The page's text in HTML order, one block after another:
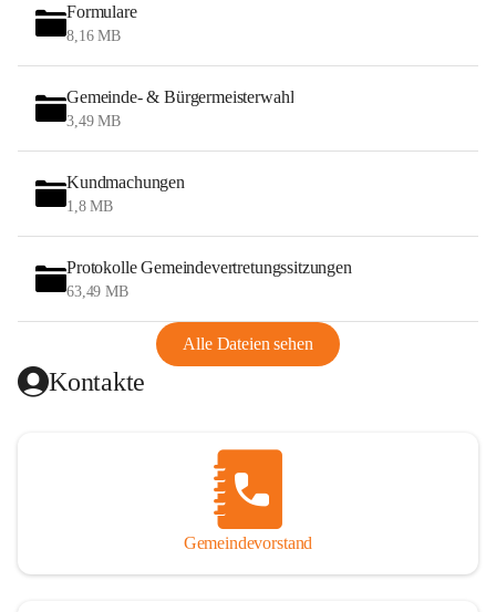
Formulare
8,16 MB
Gemeinde- & Bürgermeisterwahl
3,49 MB
Kundmachungen
1,8 MB
Protokolle Gemeindevertretungssitzungen
63,49 MB
Alle Dateien sehen
Kontakte
Gemeindevorstand